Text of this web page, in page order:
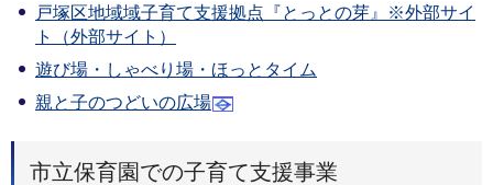
戸塚区地域域子育て支援拠点『とっとの芽』※外部サイ
ト（外部サイト）
遊び場・しゃべり場・ほっとタイム
親と子のつどいの広場
市立保育園での子育て支援事業